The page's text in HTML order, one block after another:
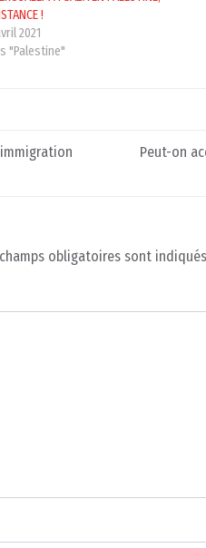
!
2021
"Palestine"
Peut-on
obligatoires sont